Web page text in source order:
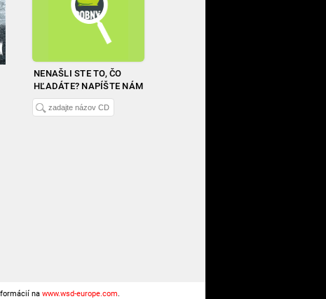
NENAŠLI STE TO, ČO
HĽADÁTE? NAPÍŠTE NÁM
na www.wsd-europe.com.